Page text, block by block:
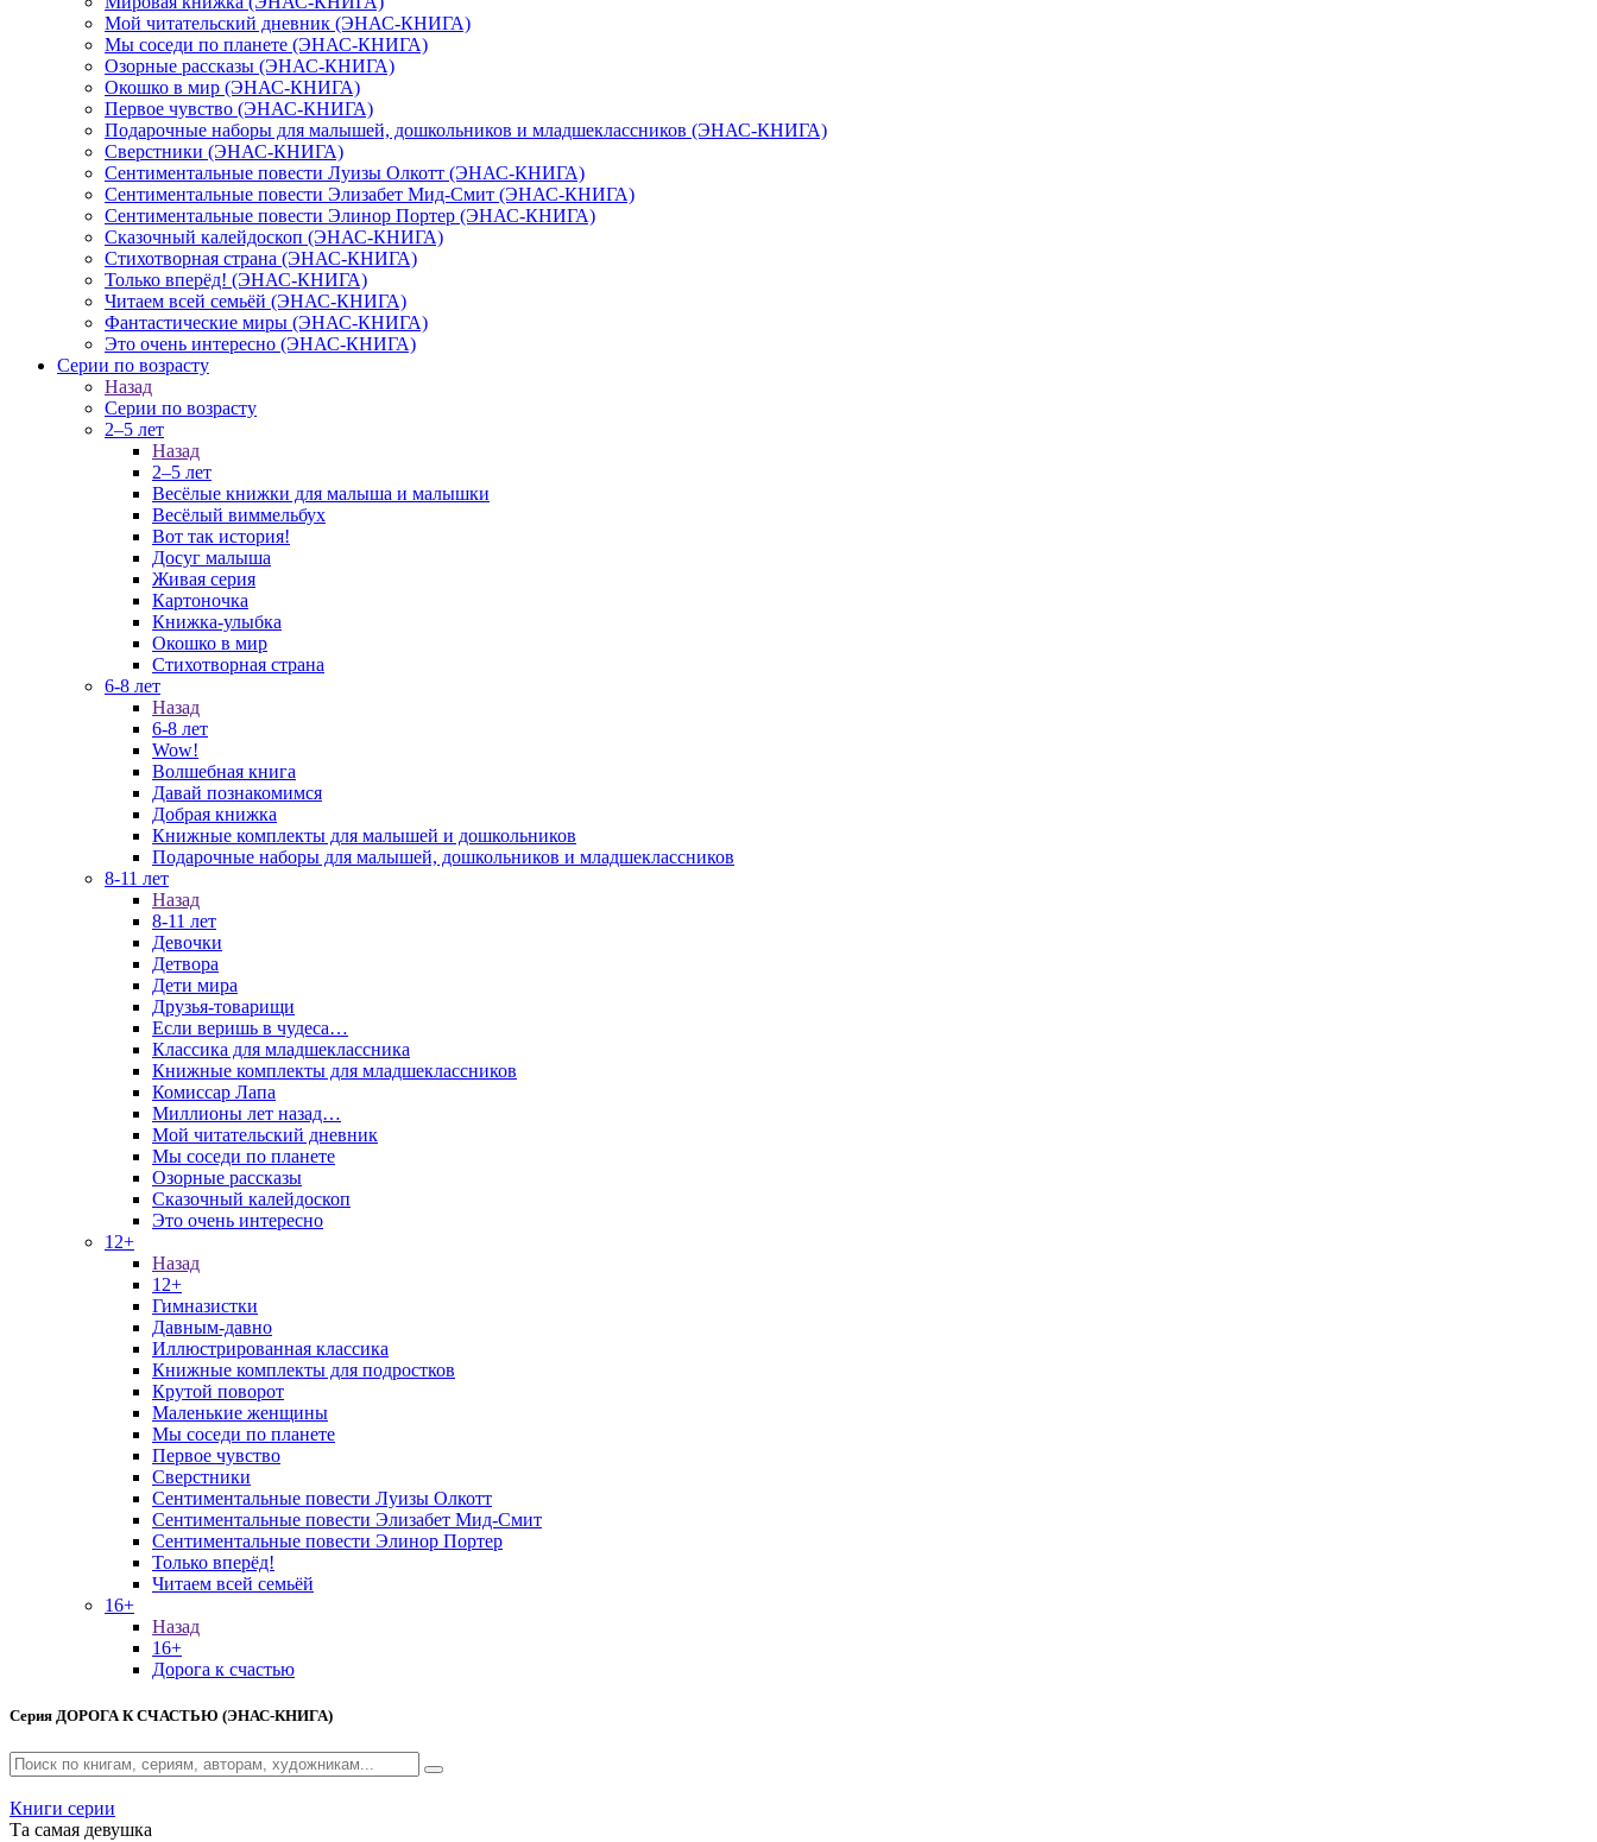
Мой читательский дневник (ЭНАС-КНИГА)
Мы соседи по планете (ЭНАС-КНИГА)
Озорные рассказы (ЭНАС-КНИГА)
Окошко в мир (ЭНАС-КНИГА)
Первое чувство (ЭНАС-КНИГА)
Подарочные наборы для малышей, дошкольников и младшеклассников (ЭНАС-КНИГА)
Сверстники (ЭНАС-КНИГА)
Сентиментальные повести Луизы Олкотт (ЭНАС-КНИГА)
Сентиментальные повести Элизабет Мид-Смит (ЭНАС-КНИГА)
Сентиментальные повести Элинор Портер (ЭНАС-КНИГА)
Сказочный калейдоскоп (ЭНАС-КНИГА)
Стихотворная страна (ЭНАС-КНИГА)
Только вперёд! (ЭНАС-КНИГА)
Читаем всей семьёй (ЭНАС-КНИГА)
Фантастические миры (ЭНАС-КНИГА)
Это очень интересно (ЭНАС-КНИГА)
Серии по возрасту
Назад
Серии по возрасту
2–5 лет
Назад
2–5 лет
Весёлые книжки для малыша и малышки
Весёлый виммельбух
Вот так история!
Досуг малыша
Живая серия
Картоночка
Книжка-улыбка
Окошко в мир
Стихотворная страна
6-8 лет
Назад
6-8 лет
Wow!
Волшебная книга
Давай познакомимся
Добрая книжка
Книжные комплекты для малышей и дошкольников
Подарочные наборы для малышей, дошкольников и младшеклассников
8-11 лет
Назад
8-11 лет
Девочки
Детвора
Дети мира
Друзья-товарищи
Если веришь в чудеса…
Классика для младшеклассника
Книжные комплекты для младшеклассников
Комиссар Лапа
Миллионы лет назад…
Мой читательский дневник
Мы соседи по планете
Озорные рассказы
Сказочный калейдоскоп
Это очень интересно
12+
Назад
12+
Гимназистки
Давным-давно
Иллюстрированная классика
Книжные комплекты для подростков
Крутой поворот
Маленькие женщины
Мы соседи по планете
Первое чувство
Сверстники
Сентиментальные повести Луизы Олкотт
Сентиментальные повести Элизабет Мид-Смит
Сентиментальные повести Элинор Портер
Только вперёд!
Читаем всей семьёй
16+
Назад
16+
Дорога к счастью
Серия ДОРОГА К СЧАСТЬЮ (ЭНАС-КНИГА)
Книги серии
Та самая девушка